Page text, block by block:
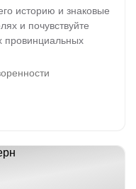
историю и знаковые
и почувствуйте
провинциальных